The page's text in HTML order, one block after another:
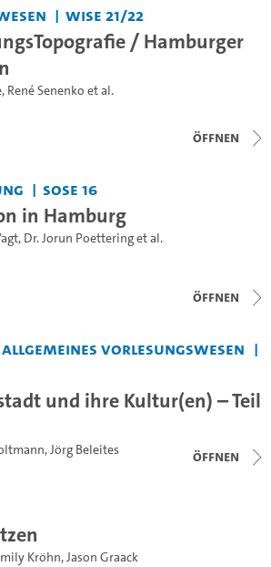
WiSe 21/22
/ Hamburger
, René Senenko et al.
Öffnen
SoSe 16
in Hamburg
, Dr. Jorun Poetteringet al.
Öffnen
Allgemeines Vorlesungswesen
und ihre Kultur(en) – Teil
,Jörg Beleites Öffnen
Kröhn,Jason Graack